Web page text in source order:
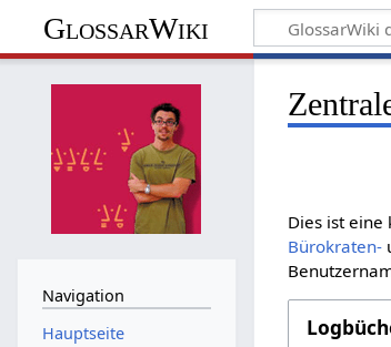
GlossarWiki
Dies ist
Bürokraten-
Navigation
Hauptseite